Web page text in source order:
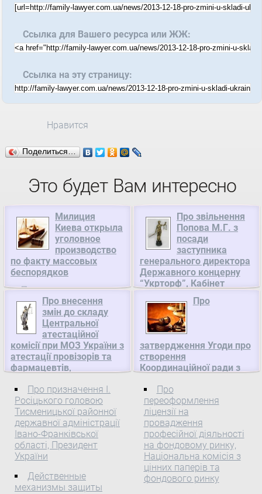
Ссылка для Вашего ресурса или ЖЖ:
Ссылка на эту страницу:
Нравится
Поделиться…
Это будет Вам интересно
Милиция
Киева открыла
уголовное
производство
по факту массовых
беспорядков
Правоохранители еще
раз призывают
организаторов и
участников акций
воздерживаться от
нарушений
законодательства, ведь
административная и
уголовная
ответственность. Об
этом ...
Про внесення
змін до складу
Центральної
атестаційної
комісії при МОЗ України з
атестації провізорів та
фармацевтів,
здоров'я України
Про внесення змін до
складу Центральної
атестаційної комісії при
МОЗ України з атестації
провізорів та
фармацевтів На
виконання підпункту
Про призначення І.
Росіцького головою
Тисменицької районної
державної адміністрації
Івано-Франківської
області, Президент
України
Действенные
механизмы защиты
Про звільнення
Попова М.Г. з
посади
заступника
генерального директора
Державного концерну
“Укрторф”, Кабінет
Міністрів України
Про звільнення Попова
М. Г. з посади заступника
генерального директора
Державного концерну
"Укрторф" Звільнити
Попова Миколу
Георгійовича з посади
заступника генерального
директора Державного
концерну "Укрторф" за
власним бажанням.
Про
затвердження Угоди про
створення
Координаційної ради з
держав - учасниць СНД,
Кабінет Міністрів України
Про затвердження
Угоди про створення
Координаційної ради з
карантину рослин
держав — учасниць СНД
Кабінет Міністрів України
Про
переоформлення
ліцензії на
провадження
професійної діяльності
на фондовому ринку,
Національна комісія з
цінних паперів та
фондового ринку